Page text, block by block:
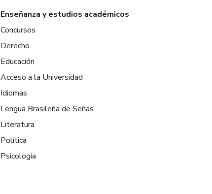
Enseñanza y estudios académicos
Concursos
Derecho
Educación
Acceso a la Universidad
Idiomas
Lengua Brasileña de Señas
Literatura
Política
Psicología